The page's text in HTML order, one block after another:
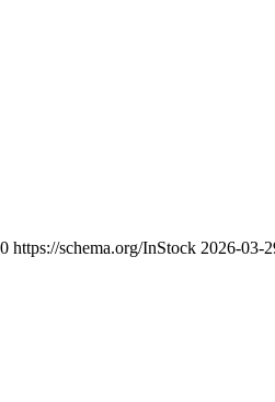
https://schema.org/InStock 2026-03-